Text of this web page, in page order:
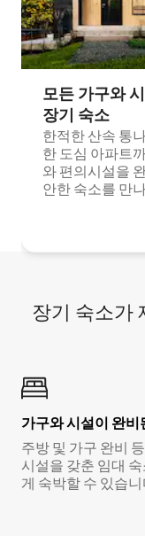
모든 가구와
장기 숙소
한적한 산속 통
한 도심 아파트
와 편의시설을
안한 숙소를 만
장기 숙소가
가구와 시설이 완비
주방 및 가구 완비
시설을 갖춘 임대
게 숙박할 수 있습